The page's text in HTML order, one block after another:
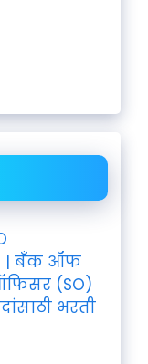
| बँक ऑफ
(SO)
भरती